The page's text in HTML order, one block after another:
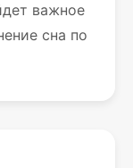
важное
сна по